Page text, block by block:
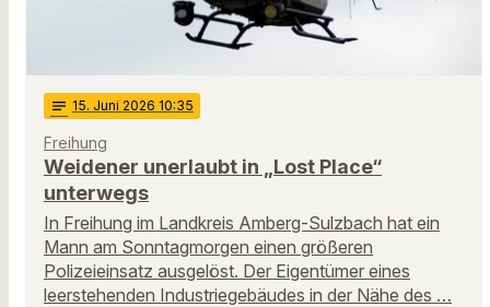
notes 15. Juni 2026 10:35
Freihung
Weidener unerlaubt in „Lost Place“
unterwegs
In Freihung im Landkreis Amberg-Sulzbach hat ein
Mann am Sonntagmorgen einen größeren
Polizeieinsatz ausgelöst. Der Eigentümer eines
leerstehenden Industriegebäudes in der Nähe des …